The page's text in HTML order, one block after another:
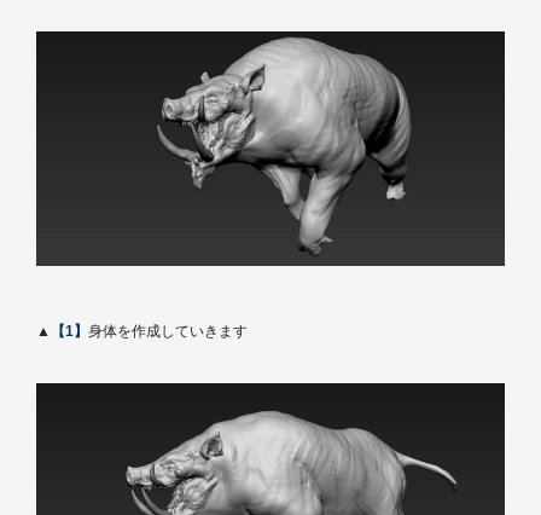
▲ 【1】 身体を作成していきます